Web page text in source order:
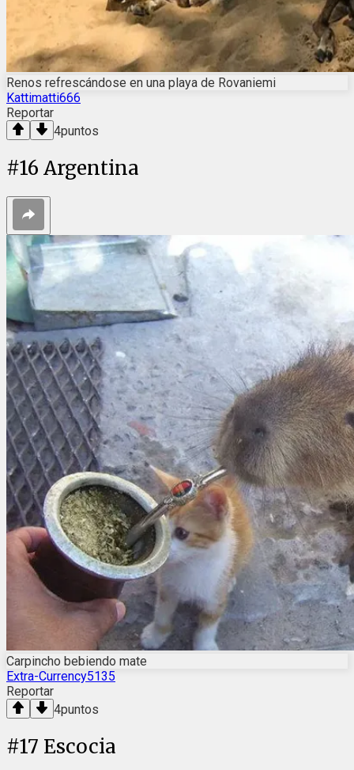
Renos refrescándose en una playa de Rovaniemi
Kattimatti666
Reportar
4puntos
#16 Argentina
Carpincho bebiendo mate
Extra-Currency5135
Reportar
4puntos
#17 Escocia